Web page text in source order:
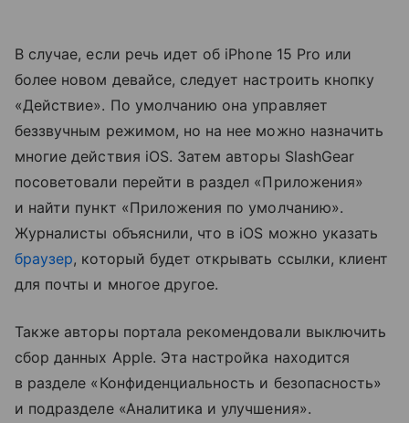
В случае, если речь идет об iPhone 15 Pro или
более новом девайсе, следует настроить кнопку
«Действие». По умолчанию она управляет
беззвучным режимом, но на нее можно назначить
многие действия iOS. Затем авторы SlashGear
посоветовали перейти в раздел «Приложения»
и найти пункт «Приложения по умолчанию».
Журналисты объяснили, что в iOS можно указать
браузер, который будет открывать ссылки, клиент
для почты и многое другое.
Также авторы портала рекомендовали выключить
сбор данных Apple. Эта настройка находится
в разделе «Конфиденциальность и безопасность»
и подразделе «Аналитика и улучшения».